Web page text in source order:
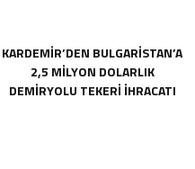
KARDEMİR’DEN BULGARİSTAN’A
2,5 MİLYON DOLARLIK
DEMİRYOLU TEKERİ İHRACATI